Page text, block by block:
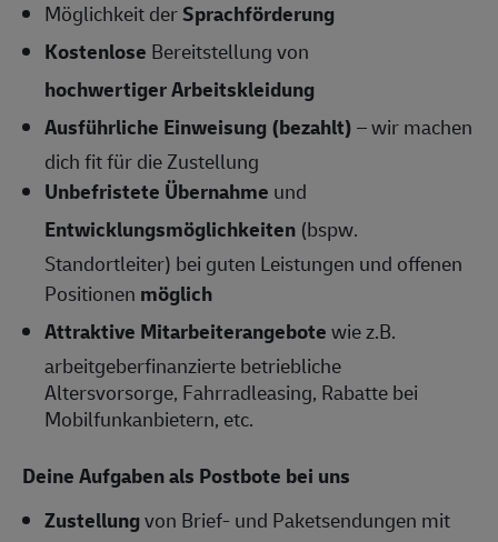
Möglichkeit derSprachförderung
Kostenlose Bereitstellung von
hochwertiger Arbeitskleidung
Ausführliche Einweisung (bezahlt)– wir machen
dich fit für die Zustellung
Unbefristete Übernahme und
Entwicklungsmöglichkeiten (bspw.
Standortleiter) bei guten Leistungen und offenen
Positionen möglich
Attraktive Mitarbeiterangebotewie z.B.
arbeitgeberfinanzierte betriebliche
Altersvorsorge, Fahrradleasing, Rabatte bei
Mobilfunkanbietern, etc.
Deine Aufgaben als Postbote bei uns
Zustellungvon Brief- und Paketsendungen mit